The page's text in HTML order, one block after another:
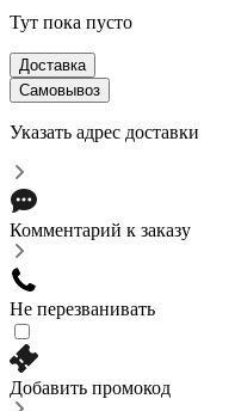
Тут пока пусто
Доставка
Самовывоз
Указать адрес доставки
Комментарий к заказу
Не перезванивать
Добавить промокод